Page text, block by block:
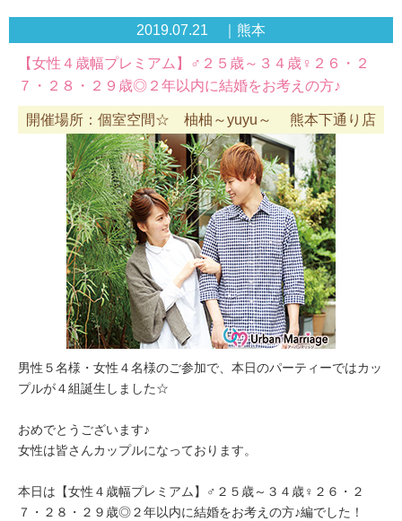
2019.07.21 ｜熊本
【女性４歳幅プレミアム】♂２５歳～３４歳♀２６・２
７・２８・２９歳◎２年以内に結婚をお考えの方♪
開催場所：個室空間☆ 柚柚～yuyu～ 熊本下通り店
男性５名様・女性４名様のご参加で、本日のパーティーではカッ
プルが４組誕生しました☆
おめでとうございます♪
女性は皆さんカップルになっております。
本日は【女性４歳幅プレミアム】♂２５歳～３４歳♀２６・２
７・２８・２９歳◎２年以内に結婚をお考えの方♪編でした！